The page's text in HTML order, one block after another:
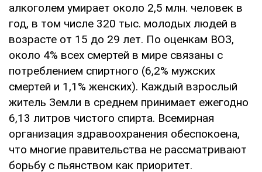
алкоголем умирает около 2,5 млн. человек в
год, в том числе 320 тыс. молодых людей в
возрасте от 15 до 29 лет. По оценкам ВОЗ,
около 4% всех смертей в мире связаны с
потреблением спиртного (6,2% мужских
смертей и 1,1% женских). Каждый взрослый
житель Земли в среднем принимает ежегодно
6,13 литров чистого спирта. Всемирная
организация здравоохранения обеспокоена,
что многие правительства не рассматривают
борьбу с пьянством как приоритет.